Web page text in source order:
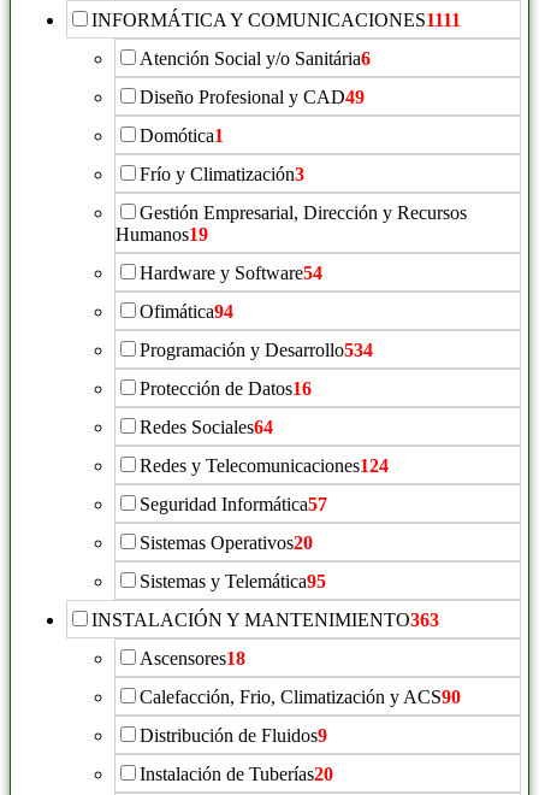
INFORMÁTICA Y COMUNICACIONES1111
Atención Social y/o Sanitária6
Diseño Profesional y CAD49
Domótica1
Frío y Climatización3
Gestión Empresarial, Dirección y Recursos
Humanos19
Hardware y Software54
Ofimática94
Programación y Desarrollo534
Protección de Datos16
Redes Sociales64
Redes y Telecomunicaciones124
Seguridad Informática57
Sistemas Operativos20
Sistemas y Telemática95
INSTALACIÓN Y MANTENIMIENTO363
Ascensores18
Calefacción, Frio, Climatización y ACS90
Distribución de Fluidos9
Instalación de Tuberías20